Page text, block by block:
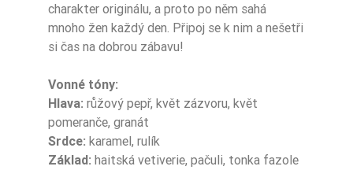
charakter originálu, a proto po něm sahá
mnoho žen každý den. Připoj se k nim a nešetři
si čas na dobrou zábavu!
Vonné tóny:
Hlava: růžový pepř, květ zázvoru, květ
pomeranče, granát
Srdce: karamel, rulík
Základ: haitská vetiverie, pačuli, tonka fazole